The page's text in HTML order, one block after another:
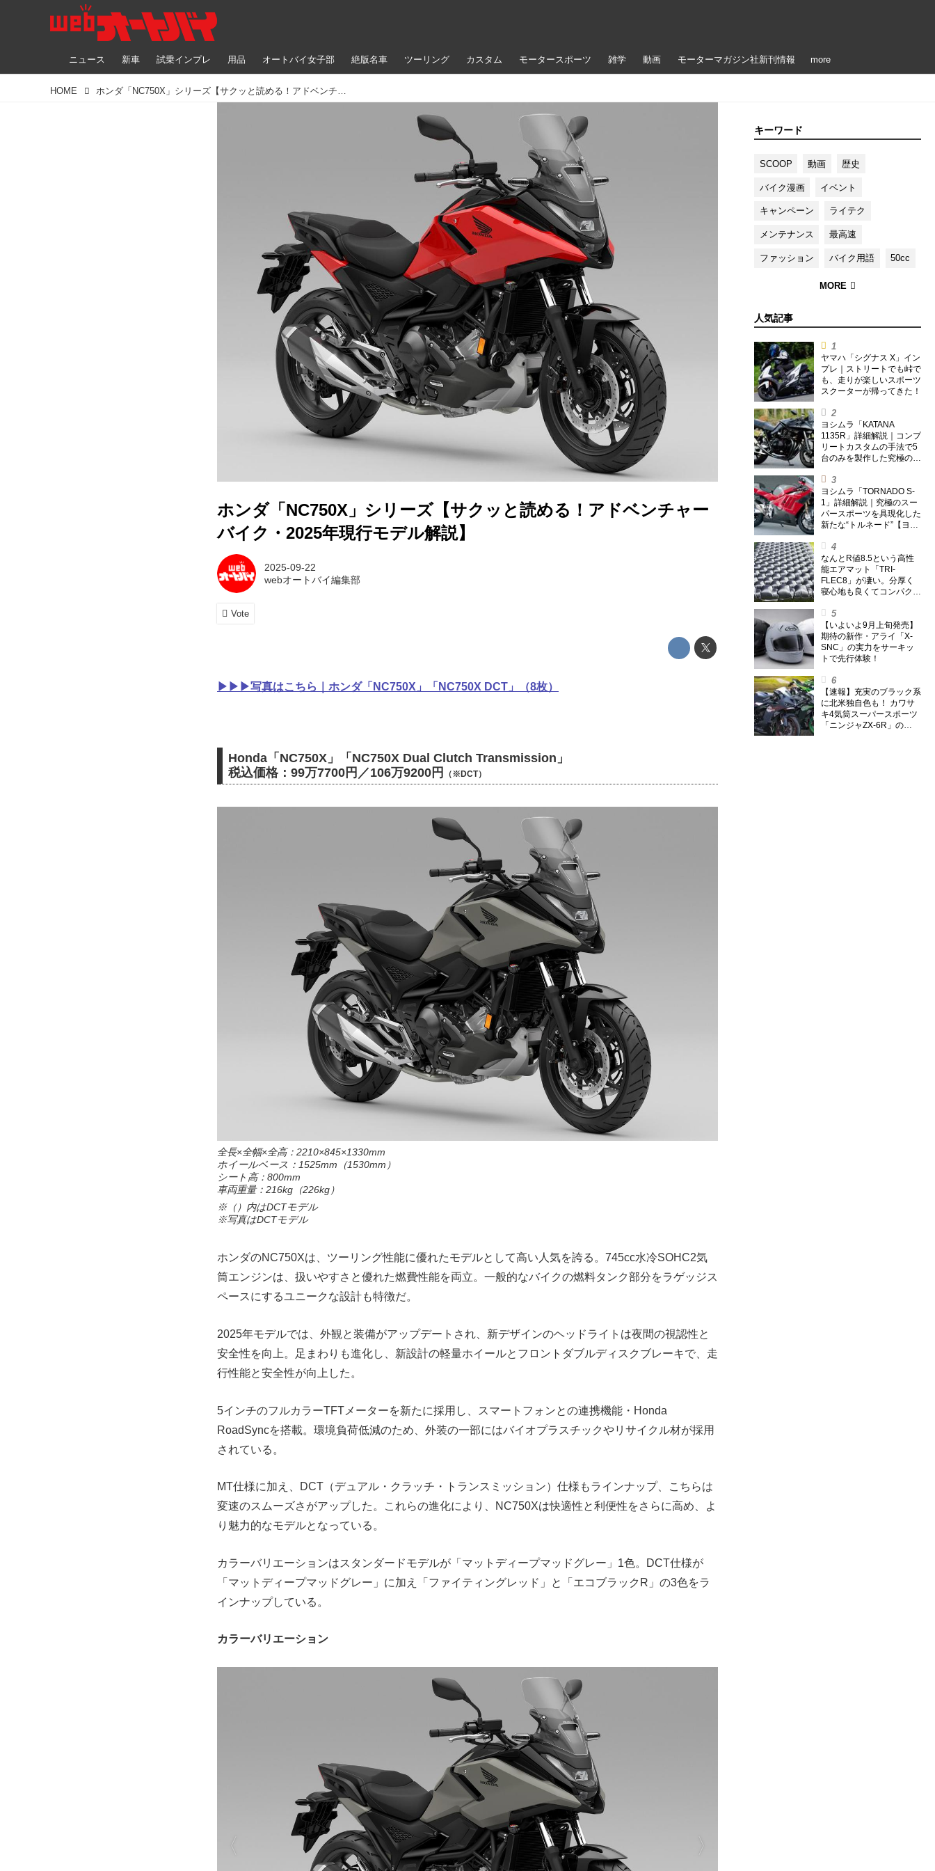
ニュース 新車 試乗インプレ 用品 オートバイ女子部 絶版名車 ツーリング カスタム モータースポーツ 雑学 動画 モーターマガジン社新刊情報 more
HOME ホンダ「NC750X」シリーズ【サクッと読める！アドベンチャーバイク・2025年現行モデル解説】
ホンダ「NC750X」シリーズ【サクッと読める！アドベンチャー
バイク・2025年現行モデル解説】
2025-09-22
webオートバイ編集部
Vote
キーワード
SCOOP 動画 歴史
バイク漫画 イベント
キャンペーン ライテク
メンテナンス 最高速
ファッション バイク用語 50cc
人気記事
ヤマハ「シグナス X」イン
プレ｜ストリートでも峠で
も、走りが楽しいスポーツ
スクーターが帰ってきた！
ヨシムラ「KATANA
1135R」詳細解説｜コンプ
リートカスタムの手法で5
台のみを製作した究極の銘
ヨシムラ「TORNADO S-
1」詳細解説｜究極のスー
パースポーツを具現化した
新たな“トルネード”【ヨシ
なんとR値8.5という高性
能エアマット「TRI-
FLEC8」が凄い。分厚く
寝心地も良くてコンパクト
トを試してみた〈若林浩志
のスーパー・カブカブ・ダ
イアリーズ Vol.385〉
【いよいよ9月上旬発売】
期待の新作・アライ「X-
SNC」の実力をサーキッ
トで先行体験！
【速報】充実のブラック系
に北米独自色も！ カワサ
キ4気筒スーパースポーツ
「ニンジャZX-6R」の
▶▶▶写真はこちら｜ホンダ「NC750X」「NC750X DCT」（8枚）
Honda「NC750X」「NC750X Dual Clutch Transmission」
税込価格：99万7700円／106万9200円
（※DCT）
全長×全幅×全高：2210×845×1330mm
ホイールベース：1525mm（1530mm）
シート高：800mm
車両重量：216kg（226kg）
※（）内はDCTモデル
※写真はDCTモデル
ホンダのNC750Xは、ツーリング性能に優れたモデルとして高い人気を誇る。745cc水冷SOHC2気
筒エンジンは、扱いやすさと優れた燃費性能を両立。一般的なバイクの燃料タンク部分をラゲッジス
ペースにするユニークな設計も特徴だ。
2025年モデルでは、外観と装備がアップデートされ、新デザインのヘッドライトは夜間の視認性と
安全性を向上。足まわりも進化し、新設計の軽量ホイールとフロントダブルディスクブレーキで、走
行性能と安全性が向上した。
5インチのフルカラーTFTメーターを新たに採用し、スマートフォンとの連携機能・Honda
RoadSyncを搭載。環境負荷低減のため、外装の一部にはバイオプラスチックやリサイクル材が採用
されている。
MT仕様に加え、DCT（デュアル・クラッチ・トランスミッション）仕様もラインナップ、こちらは
変速のスムーズさがアップした。これらの進化により、NC750Xは快適性と利便性をさらに高め、よ
り魅力的なモデルとなっている。
カラーバリエーションはスタンダードモデルが「マットディープマッドグレー」1色。DCT仕様が
「マットディープマッドグレー」に加え「ファイティングレッド」と「エコブラックR」の3色をラ
インナップしている。
カラーバリエーション